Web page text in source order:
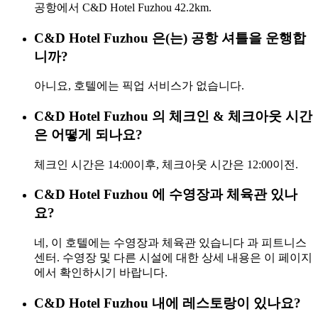
공항에서 C&D Hotel Fuzhou 42.2km.
C&D Hotel Fuzhou 은(는) 공항 셔틀을 운행합
니까?
아니요, 호텔에는 픽업 서비스가 없습니다.
C&D Hotel Fuzhou 의 체크인 & 체크아웃 시간
은 어떻게 되나요?
체크인 시간은 14:00이후, 체크아웃 시간은 12:00이전.
C&D Hotel Fuzhou 에 수영장과 체육관 있나
요?
네, 이 호텔에는 수영장과 체육관 있습니다 과 피트니스
센터. 수영장 및 다른 시설에 대한 상세 내용은 이 페이지
에서 확인하시기 바랍니다.
C&D Hotel Fuzhou 내에 레스토랑이 있나요?